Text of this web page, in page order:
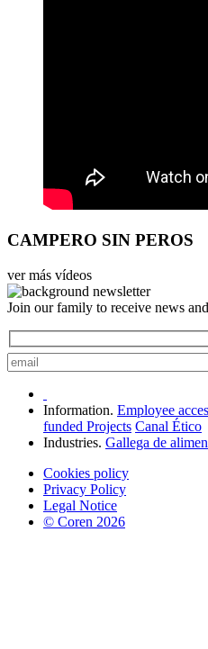
CAMPERO SIN PEROS
ver más vídeos
Join our family to receive news
Information. Employee
funded Projects Canal Ético
Industries. Gallega de
Cookies policy
Privacy Policy
Legal Notice
© Coren 2026